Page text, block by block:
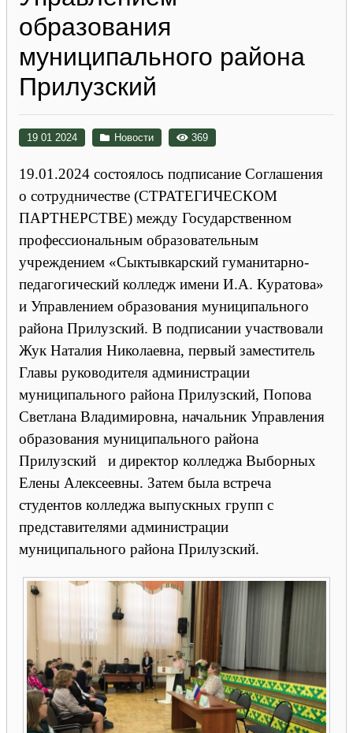
образования
муниципального района
Прилузский
19 01 2024 Новости 369
19.01.2024 состоялось подписание Соглашения
о сотрудничестве (СТРАТЕГИЧЕСКОМ
ПАРТНЕРСТВЕ) между Государственном
профессиональным образовательным
учреждением «Сыктывкарский гуманитарно-
педагогический колледж имени И.А. Куратова»
и Управлением образования муниципального
района Прилузский. В подписании участвовали
Жук Наталия Николаевна, первый заместитель
Главы руководителя администрации
муниципального района Прилузский, Попова
Светлана Владимировна, начальник Управления
образования муниципального района
Прилузский и директор колледжа Выборных
Елены Алексеевны. Затем была встреча
студентов колледжа выпускных групп с
представителями администрации
муниципального района Прилузский.